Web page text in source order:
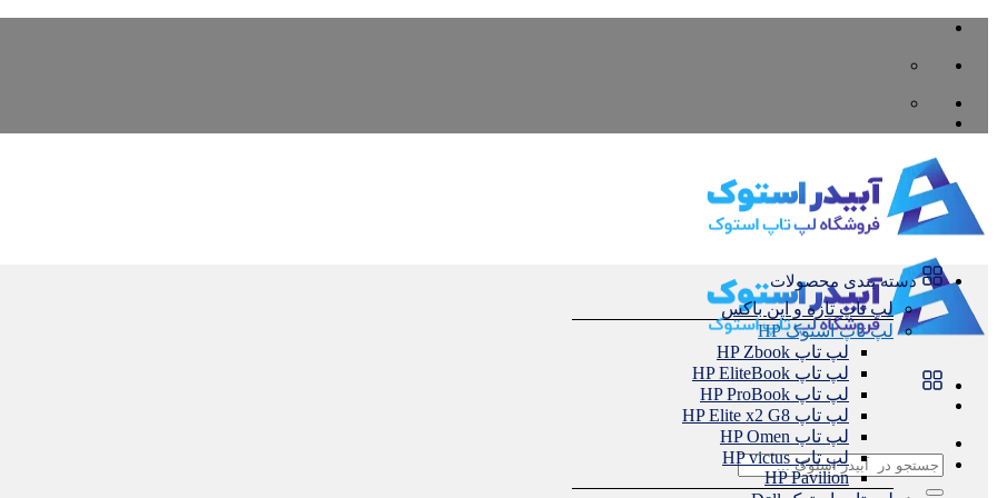
Skip
content
جستجو
دسته بندی محصولات
لپ تاپ تازه و اپن باکس
لپ تاپ استوک HP
لپ تاپ HP Zbook
لپ تاپ HP EliteBook
لپ تاپ HP ProBook
لپ تاپ HP Elite x2 G8
لپ تاپ HP Omen
لپ تاپ HP victus
HP Pavilion